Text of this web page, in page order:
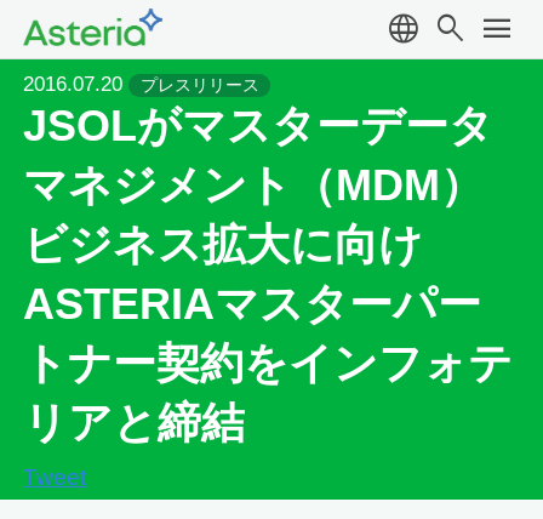
language search menu
2016.07.20 プレスリリース
JSOLがマスターデータ
マネジメント（MDM）
ビジネス拡大に向け
ASTERIAマスターパー
トナー契約をインフォテ
リアと締結
Tweet